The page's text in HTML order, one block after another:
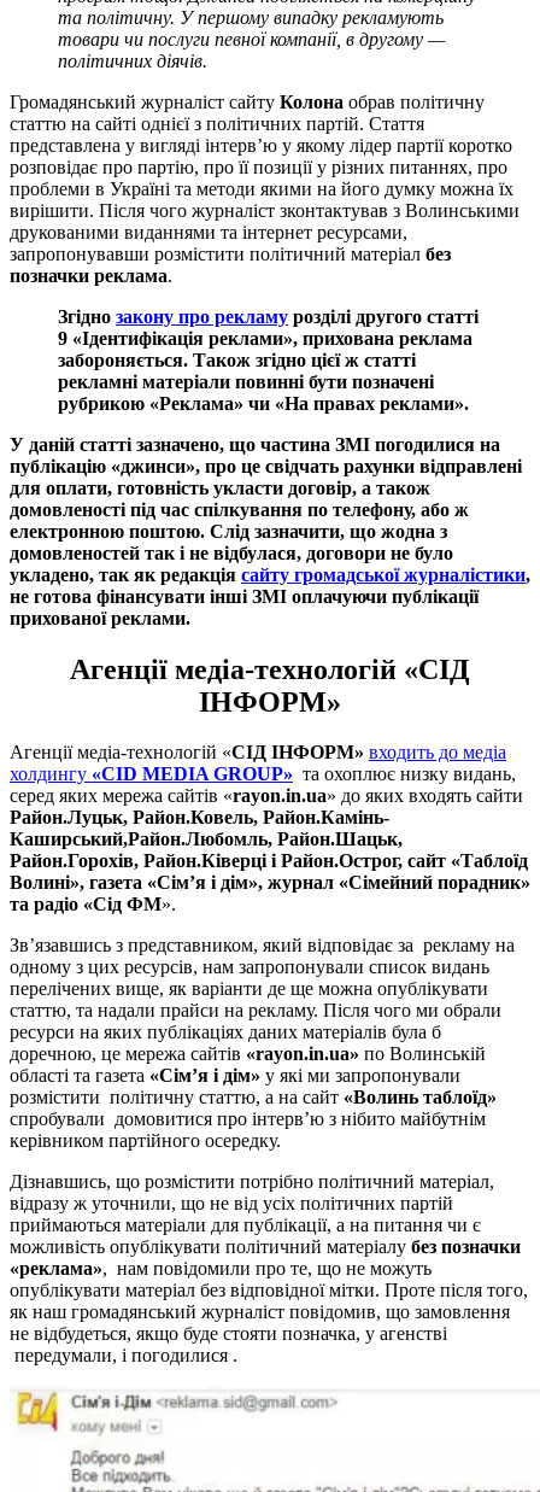
та політичну. У першому випадку рекламують
товари чи послуги певної компанії, в другому —
політичних діячів.
Громадянський журналіст сайту Колона обрав політичну
статтю на сайті однієї з політичних партій. Стаття
представлена у вигляді інтерв’ю у якому лідер партії коротко
розповідає про партію, про її позиції у різних питаннях, про
проблеми в Україні та методи якими на його думку можна їх
вирішити. Після чого журналіст зконтактував з Волинськими
друкованими виданнями та інтернет ресурсами,
запропонувавши розмістити політичний матеріал без
позначки реклама.
Згідно закону про рекламу розділі другого статті
9 «Ідентифікація реклами», прихована реклама
забороняється. Також згідно цієї ж статті
рекламні матеріали повинні бути позначені
рубрикою «Реклама» чи «На правах реклами».
У даній статті зазначено, що частина ЗМІ погодилися на
публікацію «джинси», про це свідчать рахунки відправлені
для оплати, готовність укласти договір, а також
домовленості під час спілкування по телефону, або ж
електронною поштою. Слід зазначити, що жодна з
домовленостей так і не відбулася, договори не було
укладено, так як редакція сайту громадської журналістики,
не готова фінансувати інші ЗМІ оплачуючи публікації
прихованої реклами.
Агенції медіа-технологій «СІД
ІНФОРМ»
Агенції медіа-технологій «СІД ІНФОРМ» входить до медіа
холдингу «CID MEDIA GROUP» та охоплює низку видань,
серед яких мережа сайтів «rayon.in.ua» до яких входять сайти
Район.Луцьк, Район.Ковель, Район.Камінь-
Каширський,Район.Любомль, Район.Шацьк,
Район.Горохів, Район.Ківерці і Район.Острог, сайт «Таблоїд
Волині», газета «Сім’я і дім», журнал «Сімейний порадник»
та радіо «Сід ФМ».
Зв’язавшись з представником, який відповідає за рекламу на
одному з цих ресурсів, нам запропонували список видань
перелічених вище, як варіанти де ще можна опублікувати
статтю, та надали прайси на рекламу. Після чого ми обрали
ресурси на яких публікаціях даних матеріалів була б
доречною, це мережа сайтів «rayon.in.ua» по Волинській
області та газета «Сім’я і дім» у які ми запропонували
розмістити політичну статтю, а на сайт «Волинь таблоїд»
спробували домовитися про інтерв’ю з нібито майбутнім
керівником партійного осередку.
Дізнавшись, що розмістити потрібно політичний матеріал,
відразу ж уточнили, що не від усіх політичних партій
приймаються матеріали для публікації, а на питання чи є
можливість опублікувати політичний матеріалу без позначки
«реклама», нам повідомили про те, що не можуть
опублікувати матеріал без відповідної мітки. Проте після того,
як наш громадянський журналіст повідомив, що замовлення
не відбудеться, якщо буде стояти позначка, у агенстві
передумали, і погодилися .